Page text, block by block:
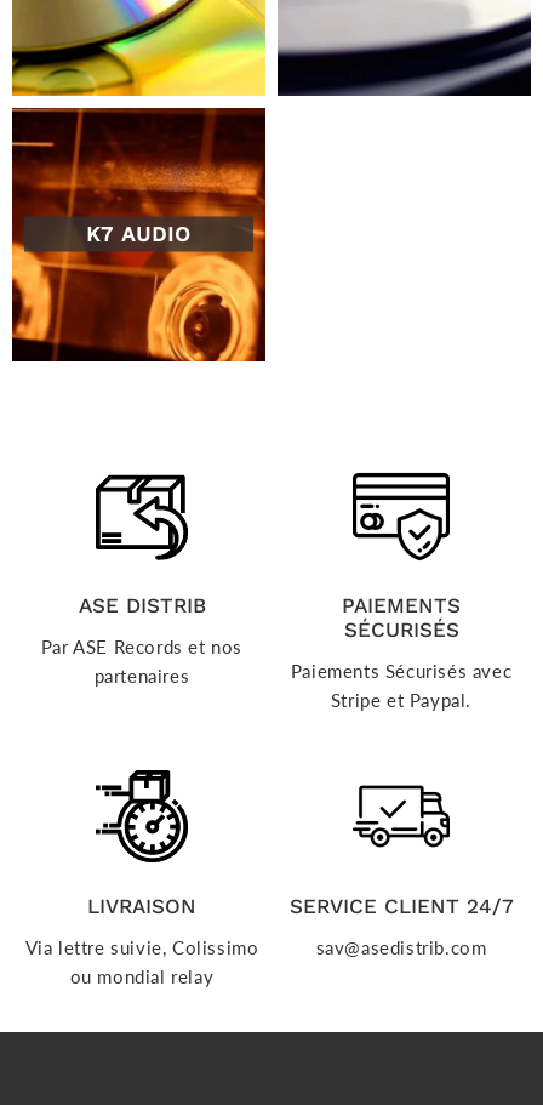
K7 AUDIO
ASE DISTRIB
Par ASE Records et nos
partenaires
PAIEMENTS
SÉCURISÉS
Paiements Sécurisés avec
Stripe et Paypal.
LIVRAISON
Via lettre suivie, Colissimo
ou mondial relay
SERVICE CLIENT 24/7
sav@asedistrib.com